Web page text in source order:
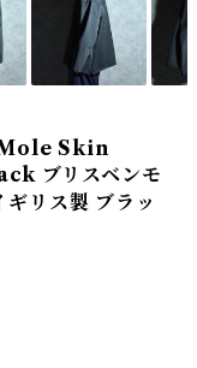
Skin
ブリスベンモ
リス製 ブラッ